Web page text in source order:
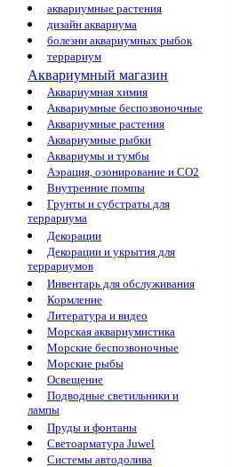
аквариумные растения
дизайн аквариума
болезни аквариумных рыбок
террариум
Аквариумный магазин
Аквариумная химия
Аквариумные беспозвоночные
Аквариумные растения
Аквариумные рыбки
Аквариумы и тумбы
Аэрация, озонирование и CO2
Внутренние помпы
Грунты и субстраты для
террариума
Декорации
Декорации и укрытия для
террариумов
Инвентарь для обслуживания
Кормление
Литература и видео
Морская аквариумистика
Морские беспозвоночные
Морские рыбы
Освещение
Подводные светильники и
лампы
Пруды и фонтаны
Светоарматура Juwel
Системы автодолива